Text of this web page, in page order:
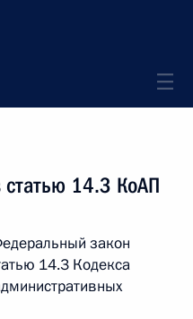
14.3 КоАП
закон
14.3 Кодекса